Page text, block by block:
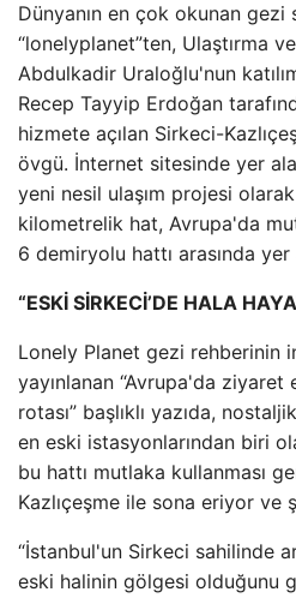
Dünyanın en çok okunan gezi
“lonelyplanet”ten, Ulaştırma
Abdulkadir Uraloğlu'nun
Recep Tayyip Erdoğan
hizmete açılan Sirkeci-
övgü. İnternet sitesinde yer
yeni nesil ulaşım projesi
kilometrelik hat, Avrupa'da
6 demiryolu hattı arasında yer
“ESKİ SİRKECİ’DE HALA
Lonely Planet gezi rehberinin
yayınlanan “Avrupa'da
rotası” başlıklı yazıda,
en eski istasyonlarından biri
bu hattı mutlaka kullanması
Kazlıçeşme ile sona eriyor ve
“İstanbul'un Sirkeci sahilinde
eski halinin gölgesi olduğunu